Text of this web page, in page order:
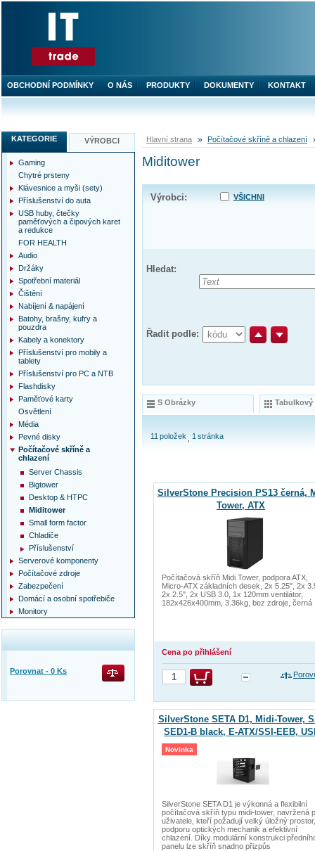
Hlavní strana Počítačové skříně a chlazení
Miditower
Výrobci: VŠICHNI
Hledat:
Řadit podle:
S Obrázky Tabulkový
11 položek 1 stránka
SilverStone Precision PS13 černá,
Tower, ATX
Počítačová skříň Midi Tower, podpora ATX,
Micro-ATX základních desek, 2x 5.25", 2x
2x 2.5", 2x USB 3.0, 1x 120mm ventilátor,
182x426x400mm, 3.36kg, bez zdroje, černá
Cena po přihlášení
SilverStone SETA D1, Midi-Tower,
SED1-B black, E-ATX/SSI-EEB,
3.0+USB-C, ALU, bez zdroje
SilverStone SETA D1 je výkonná a flexibilní
počítačová skříň typu midi-tower, navržená
uživatele, kteří požadují velký úložný prostor,
podporu optických mechanik a efektivní
chlazení. Díky modulární konstrukci
panelu lze skříň snadno přizpůs
Novinka
KATEGORIE VÝROBCI
Gaming
Chytré prsteny
Klávesnice a myši (sety)
Příslušenství do auta
USB huby, čtečky
paměťových a čipových karet
a redukce
FOR HEALTH
Audio
Držáky
Spotřební materiál
Čištění
Nabíjení & napájení
Batohy, brašny, kufry a
pouzdra
Kabely a konektory
Příslušenství pro mobily a
tablety
Příslušenství pro PC a NTB
Flashdisky
Paměťové karty
Osvětlení
Média
Pevné disky
Počítačové skříně a
chlazení
Server Chassis
Bigtower
Desktop & HTPC
Miditower
Small form factor
Chladiče
Příslušenství
Serverové komponenty
Počítačové zdroje
Zabezpečení
Domácí a osobní spotřebiče
Monitory
Porovnat - 0 Ks
OBCHODNÍ PODMÍNKY O NÁS PRODUKTY DOKUMENTY KONTAKT